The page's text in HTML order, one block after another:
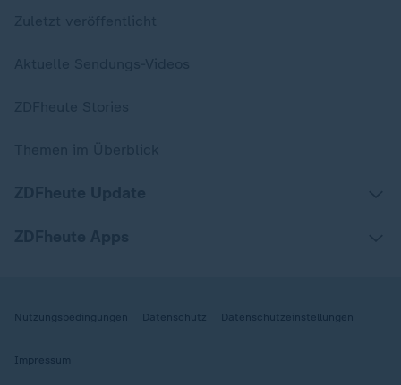
Nutzungsbedingungen Datenschutz Datenschutzeinstellungen
Impressum